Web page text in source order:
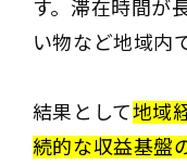
す。滞在時間が
い物など地域内
結果として地域
続的な収益基盤